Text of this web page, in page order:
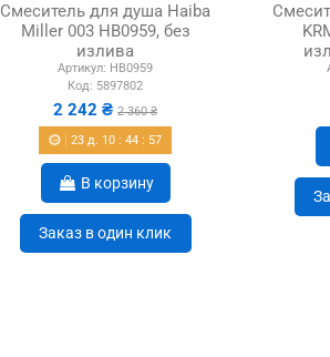
Смеситель для душа Haiba
Miller 003 HB0959, без
излива
Артикул: HB0959
Код: 5897802
2 242 ₴ 2 360 ₴
23 д. 10 :44 : 56
В корзину
Заказ в один клик